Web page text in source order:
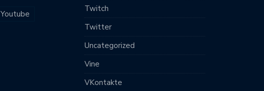
Youtube
Twitch
Twitter
Uncategorized
Vine
VKontakte